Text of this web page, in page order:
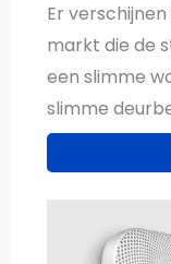
Er
markt die de
een slimme
slimme